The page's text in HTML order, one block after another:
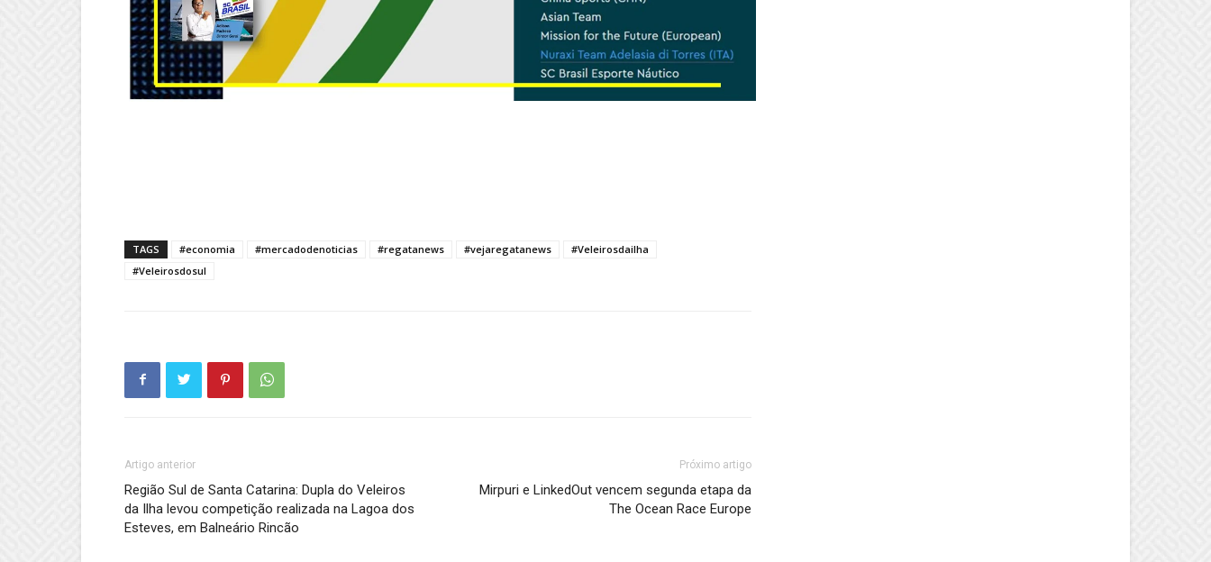
TAGS #economia #mercadodenoticias #regatanews #vejaregatanews
#Veleirosdailha
#Veleirosdosul
Artigo anterior
Região Sul de Santa Catarina: Dupla do Veleiros
da Ilha levou competição realizada na Lagoa dos
Esteves, em Balneário Rincão
Próximo artigo
Mirpuri e LinkedOut vencem segunda etapa da
The Ocean Race Europe